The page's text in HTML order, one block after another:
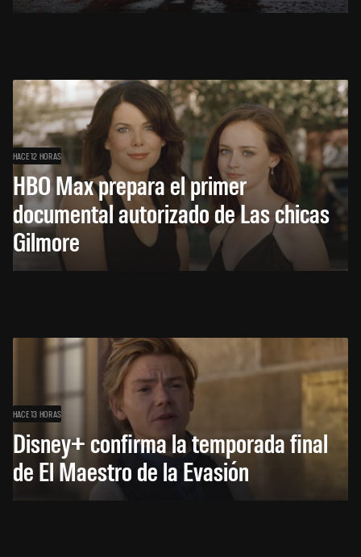
HACE 12 HORAS
HBO Max prepara el primer
documental autorizado de Las chicas
Gilmore
HACE 13 HORAS
Disney+ confirma la temporada final
de El Maestro de la Evasión